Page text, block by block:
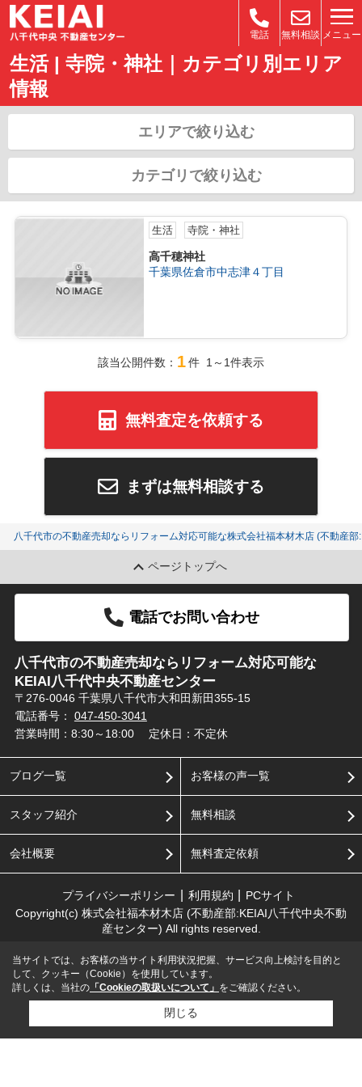
電話 無料相談 メニュー
生活 | 寺院・神社｜カテゴリ別エリア
情報
エリアで絞り込む
カテゴリで絞り込む
生活 寺院・神社
高千穂神社
千葉県佐倉市中志津４丁目
該当公開件数： 1件 1～1件表示
無料査定を依頼する
まずは無料相談する
八千代市の不動産売却ならリフォーム対応可能な株式会社福本材木店 (不動産
ページトップへ
電話でお問い合わせ
八千代市の不動産売却ならリフォーム対応可能な
KEIAI八千代中央不動産センター
〒276-0046 千葉県八千代市大和田新田355-15
電話番号： 047-450-3041
営業時間：8:30～18:00
定休日：不定休
ブログ一覧
スタッフ紹介
会社概要
お客様の声一覧
無料相談
無料査定依頼
プライバシーポリシー 利用規約
PCサイト
Copyright(c) 株式会社福本材木店 (不動産部:KEIAI八千代中央不動
産センター) All rights reserved.
当サイトでは、お客様の当サイト利用状況把握、サービス向上検討を目的と
して、クッキー（Cookie）を使用しています。
詳しくは、当社の 「Cookieの取扱いについて」 をご確認ください。
閉じる